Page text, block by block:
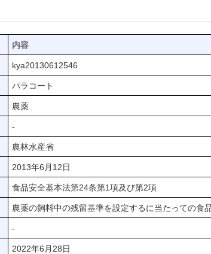
内容
kya20130612546
パラコート
農薬
-
農林水産省
2013年6月12日
食品安全基本法第24条第1項及び第2項
農薬の飼料中の残留基準を設定するに当たっての食
-
2022年6月28日